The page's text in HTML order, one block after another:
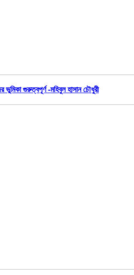
ভুমিকা গুরুত্বপূর্ণ -মহিবুল হাসান চৌধুরী